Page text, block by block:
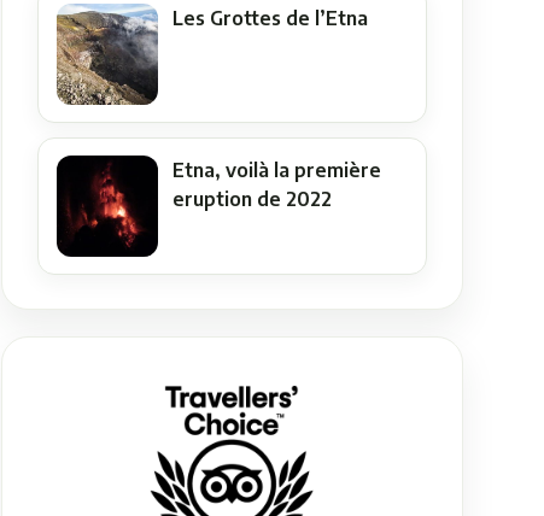
Les Grottes de l’Etna
Etna, voilà la première
eruption de 2022